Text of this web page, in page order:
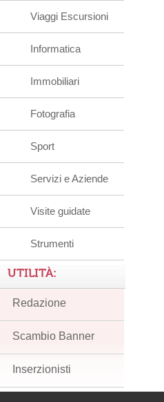
Viaggi Escursioni
Informatica
Immobiliari
Fotografia
Sport
Servizi e Aziende
Visite guidate
Strumenti
UTILITÀ:
Redazione
Scambio Banner
Inserzionisti